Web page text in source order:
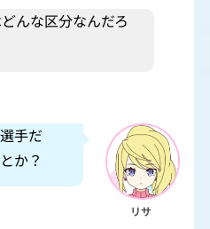
んな区分なんだろ
手だ
か？
リサ